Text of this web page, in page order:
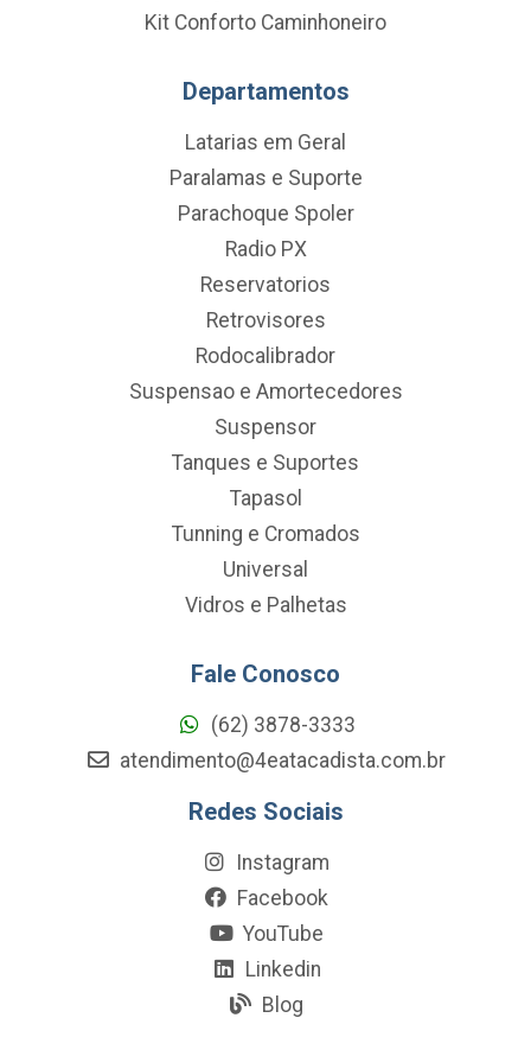
Kit Conforto Caminhoneiro
Departamentos
Latarias em Geral
Paralamas e Suporte
Parachoque Spoler
Radio PX
Reservatorios
Retrovisores
Rodocalibrador
Suspensao e Amortecedores
Suspensor
Tanques e Suportes
Tapasol
Tunning e Cromados
Universal
Vidros e Palhetas
Fale Conosco
(62) 3878-3333
atendimento@4eatacadista.com.br
Redes Sociais
Instagram
Facebook
YouTube
Linkedin
Blog